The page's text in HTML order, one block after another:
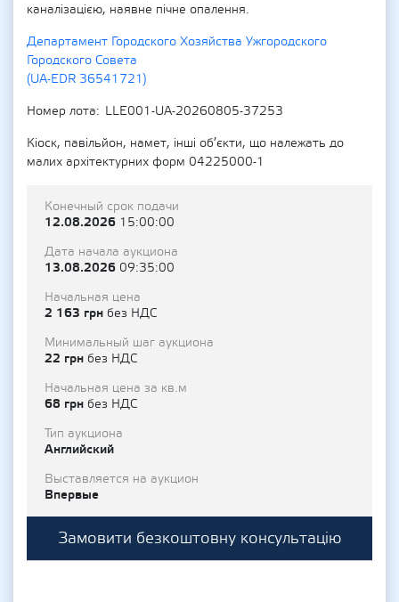
каналізацією, наявне пічне опалення.
Департамент Городского Хозяйства Ужгородского
Городского Совета
(UA-EDR 36541721)
Номер лота
LLE001-UA-20260805-37253
Кіоск, павільйон, намет, інші об’єкти, що належать до
малих архітектурних форм 04225000-1
Конечный срок подачи
12.08.2026 15:00:00
Дата начала аукциона
13.08.2026 09:35:00
Начальная цена
2 163 грн без НДС
Минимальный шаг аукциона
22 грн без НДС
Начальная цена за кв.м
68 грн без НДС
Тип аукциона
Английский
Выставляется на аукцион
Впервые
Замовити безкоштовну консультацію